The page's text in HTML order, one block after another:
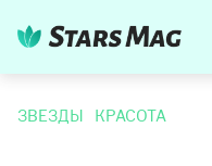
ЗВЕЗДЫ КРАСОТА